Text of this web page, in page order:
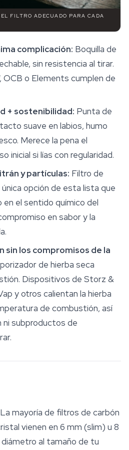
FILTRO ADECUADO PARA CADA
complicación: Boquilla de
sin resistencia al tirar.
OCB o Elements cumplen de
+ sostenibilidad: Punta de
suave en labios, humo
Merece la pena el
inicial si lías con regularidad.
y partículas: Filtro de
opción de esta lista que
el sentido químico del
en sabor y la
sin los compromisos de la
de hierba seca
Dispositivos de Storz &
y otros calientan la hierba
de combustión, así
ni subproductos de
La mayoría de filtros de carbón
vienen en 6 mm (slim) u 8
al tamaño de tu